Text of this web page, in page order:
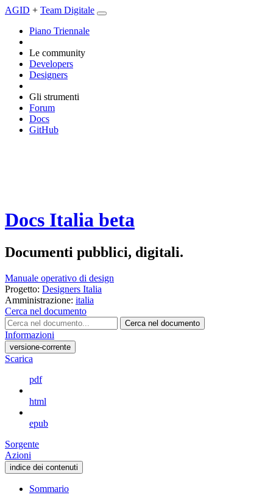
AGID + Team Digitale
Piano Triennale
Le community
Developers
Designers
Gli strumenti
Forum
Docs
GitHub
Docs Italia beta
Documenti pubblici, digitali.
Manuale operativo di design
Progetto: Designers Italia
Amministrazione: italia
Cerca nel documento
Cerca nel documento
Informazioni
versione-corrente
Scarica
pdf
html
epub
Sorgente
Azioni
indice dei contenuti
Sommario